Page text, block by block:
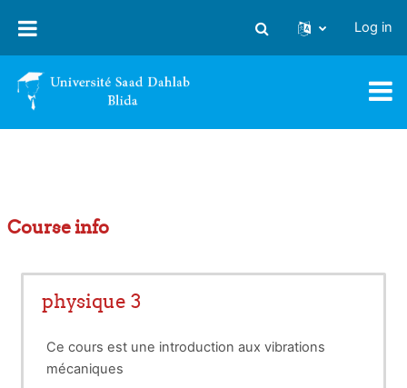
Toggle search input
Log in
Course info
physique 3
Ce cours est une introduction aux vibrations
mécaniques